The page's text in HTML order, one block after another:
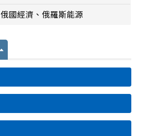
俄國經濟、俄羅斯能源